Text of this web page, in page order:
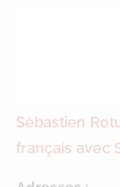
Sébastien
français avec